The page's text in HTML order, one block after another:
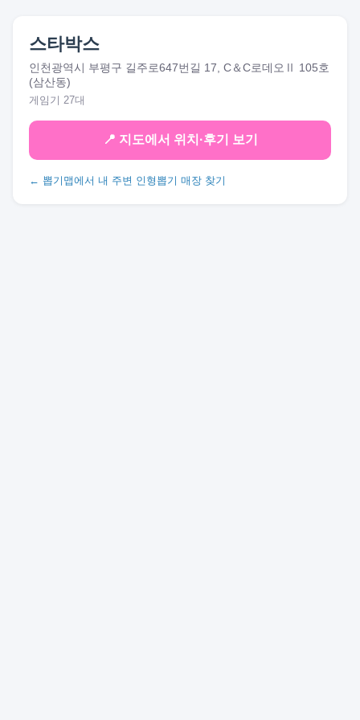
스타박스
인천광역시 부평구 길주로647번길 17, C＆C로데오Ⅱ 105호
(삼산동)
게임기 27대
📍 지도에서 위치·후기 보기
← 뽑기맵에서 내 주변 인형뽑기 매장 찾기